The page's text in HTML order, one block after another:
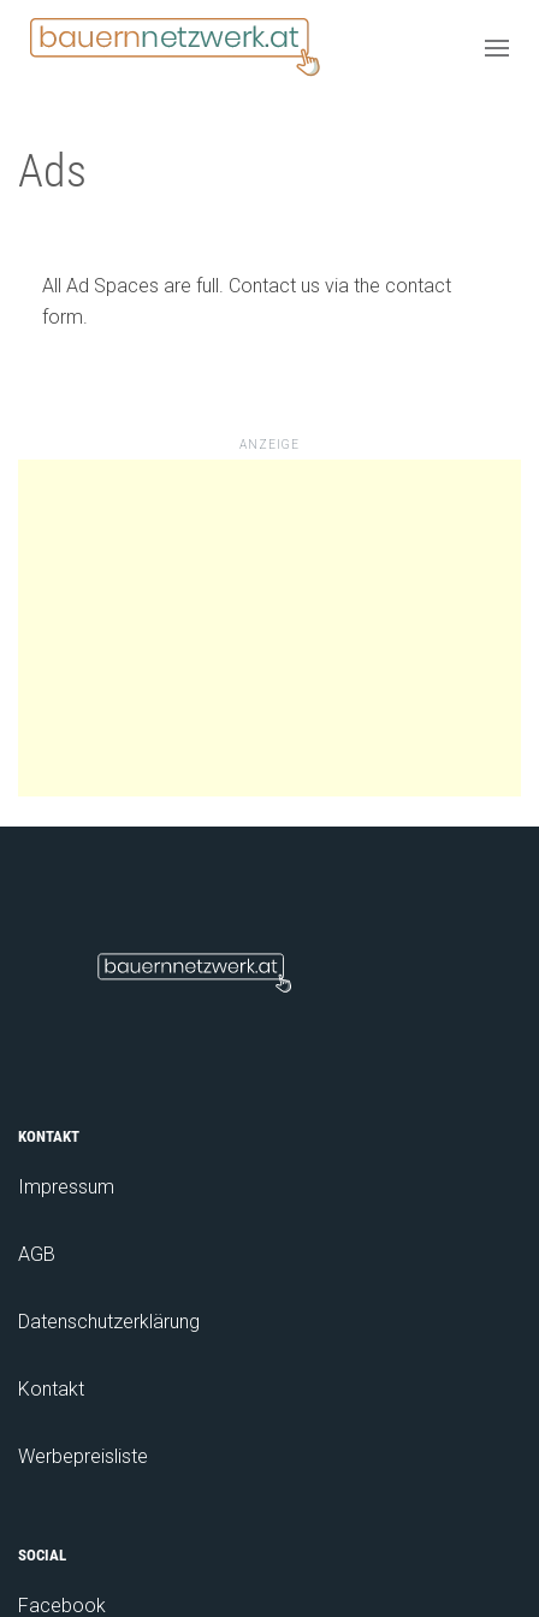
Ads
All Ad Spaces are full. Contact us via the contact
form.
ANZEIGE
KONTAKT
Impressum
AGB
Datenschutzerklärung
Kontakt
Werbepreisliste
SOCIAL
Facebook